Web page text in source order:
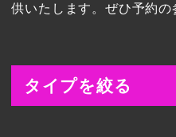
供いたします。ぜひ予約の
タイプを絞る